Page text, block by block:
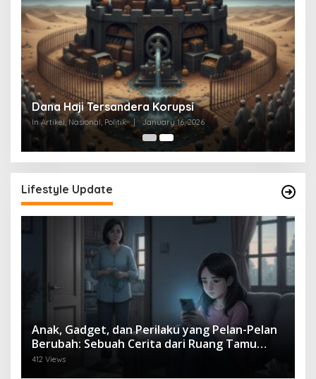
Dana Haji Tersandera Korupsi
In Artikel, Nasional, Politik January 16, 2026
Lifestyle Update
Anak, Gadget, dan Perilaku yang Pelan-Pelan
Berubah: Sebuah Cerita dari Ruang Tamu
yang Sunyi
412 Views